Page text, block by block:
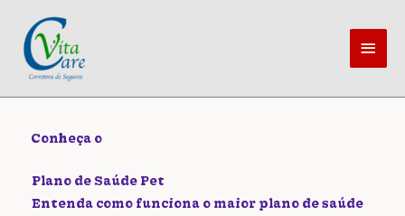
conteúdo
Conheça o
Plano de Saúde Pet
Entenda como funciona o maior plano de saúde